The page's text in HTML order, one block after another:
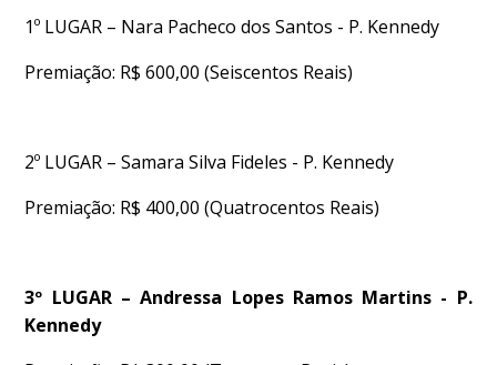
1º LUGAR – Nara Pacheco dos Santos - P. Kennedy
Premiação: R$ 600,00 (Seiscentos Reais)
2º LUGAR – Samara Silva Fideles - P. Kennedy
Premiação: R$ 400,00 (Quatrocentos Reais)
3º LUGAR – Andressa Lopes Ramos Martins - P.
Kennedy